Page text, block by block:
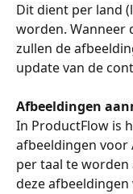
Dit dient per land
worden. Wanneer
zullen de
update van de
Afbeeldingen
In ProductFlow is
afbeeldingen voor
per taal te
deze